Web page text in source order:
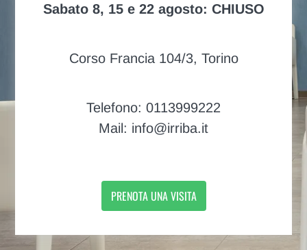
Sabato 8, 15 e 22 agosto: CHIUSO
Corso Francia 104/3, Torino
Telefono: 0113999222
Mail: info@irriba.it
PRENOTA UNA VISITA